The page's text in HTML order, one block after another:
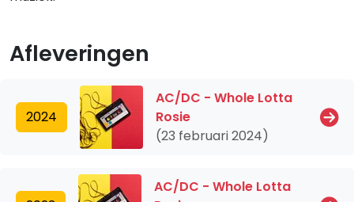
Afleveringen
2024
AC/DC - Whole Lotta
Rosie
(23 februari 2024)
AC/DC - Whole Lotta